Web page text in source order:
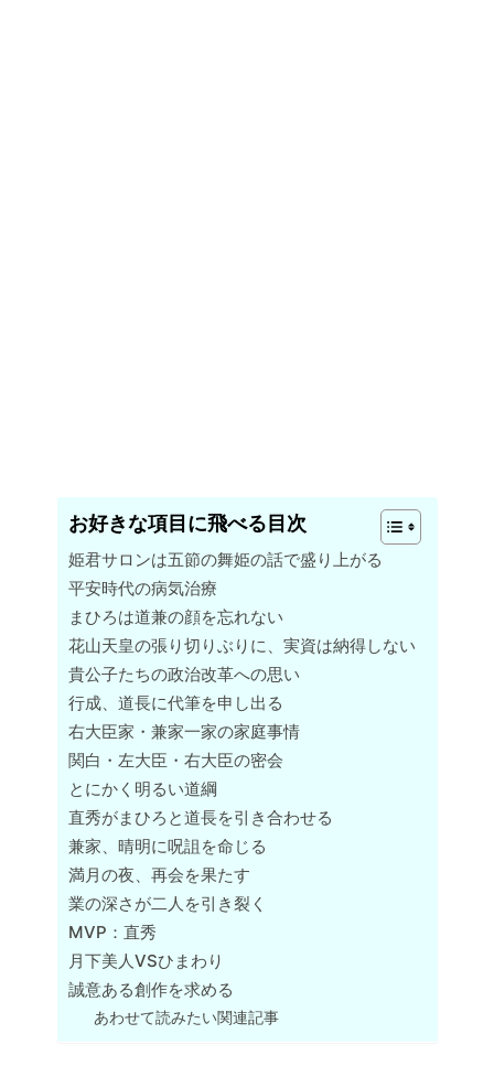
お好きな項目に飛べる目次
姫君サロンは五節の舞姫の話で盛り上がる
平安時代の病気治療
まひろは道兼の顔を忘れない
花山天皇の張り切りぶりに、実資は納得しない
貴公子たちの政治改革への思い
行成、道長に代筆を申し出る
右大臣家・兼家一家の家庭事情
関白・左大臣・右大臣の密会
とにかく明るい道綱
直秀がまひろと道長を引き合わせる
兼家、晴明に呪詛を命じる
満月の夜、再会を果たす
業の深さが二人を引き裂く
MVP：直秀
月下美人VSひまわり
誠意ある創作を求める
あわせて読みたい関連記事